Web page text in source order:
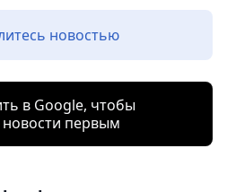
новостью
в Google, чтобы
новости первым